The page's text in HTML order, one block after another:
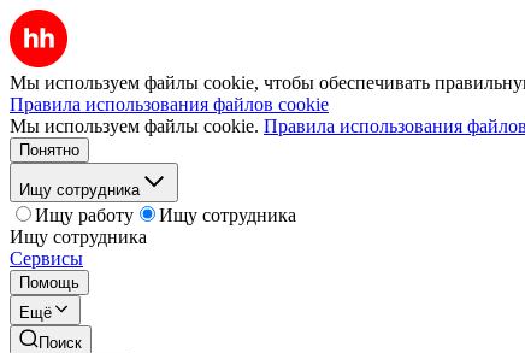
Мы используем файлы cookie, чтобы обеспечивать
Правила использования файлов cookie
Мы используем файлы cookie. Правила использования
Понятно
Ищу сотрудника
Ищу работу
Ищу сотрудника
Ищу сотрудника
Сервисы
Помощь
Ещё
Поиск